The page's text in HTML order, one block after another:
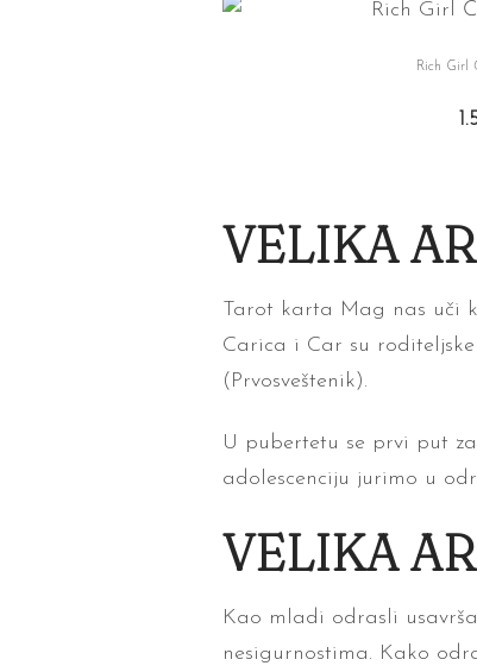
Rich Girl
VELIKA
Tarot karta Mag nas uči
Carica i Car su
(Prvosveštenik).
U pubertetu se prvi put
adolescenciju jurimo u
VELIKA
Kao mladi odrasli
nesigurnostima. Kako